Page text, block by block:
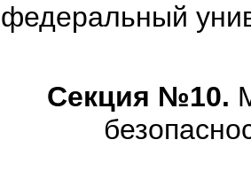
федеральный
Секция №10.